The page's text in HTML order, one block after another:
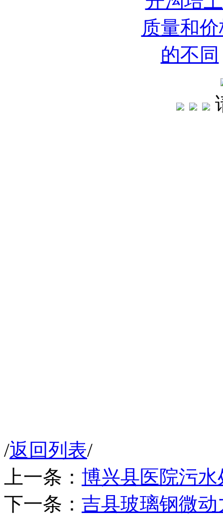
/返回列表/
上一条： 博兴县医院污
下一条： 吉县玻璃钢微